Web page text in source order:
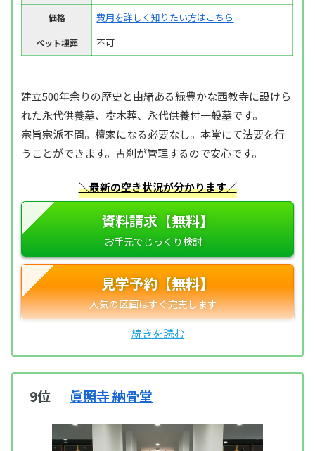
価格 費用を詳しく知りたい方はこちら
ペット埋葬 不可
建立500年余りの歴史と由緒ある緑豊かな西教寺に設けら
れた永代供養墓、樹木葬、永代供養付一般墓です。
宗旨宗派不問。檀家になる必要なし。本堂にて法要を行
うことができます。古刹が管理するので安心です。
＼最新の空き状況が分かります／
資料請求【無料】
見学予約【無料】
9位 眞照寺 納骨堂